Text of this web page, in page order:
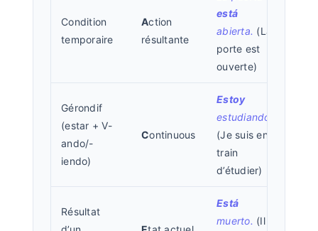
Condition
temporaire
Action
résultante
está
abierta. (La
porte est
ouverte)
Gérondif
(estar + V-
ando/-
iendo)
Continuous
Estoy
estudiando.
(Je suis en
train
d’étudier)
Résultat
Está
muerto. (Il